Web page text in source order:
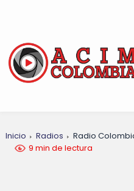
Inicio Radios
Radio
9 min de lectura